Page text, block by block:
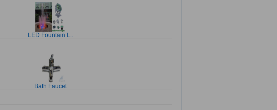
LED Fountain L..
Bath Faucet